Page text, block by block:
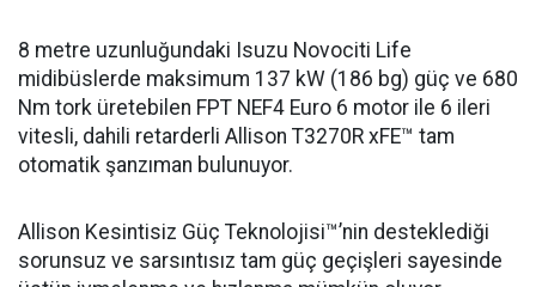
8 metre uzunluğundaki Isuzu Novociti Life
midibüslerde maksimum 137 kW (186 bg) güç ve 680
Nm tork üretebilen FPT NEF4 Euro 6 motor ile 6 ileri
vitesli, dahili retarderli Allison T3270R xFE™ tam
otomatik şanzıman bulunuyor.
Allison Kesintisiz Güç Teknolojisi™’nin desteklediği
sorunsuz ve sarsıntısız tam güç geçişleri sayesinde